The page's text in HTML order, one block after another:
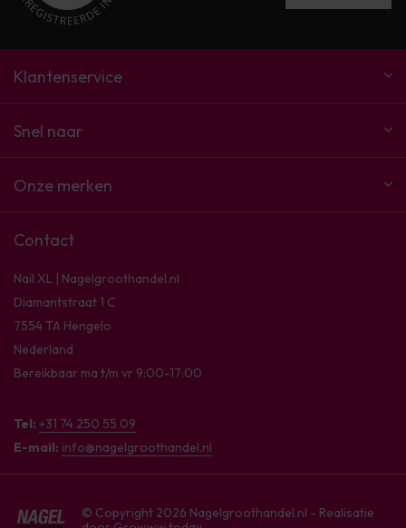
Klantenservice
Snel naar
Onze merken
Contact
Nail XL | Nagelgroothandel.nl
Diamantstraat 1 C
7554 TA Hengelo
Nederland
Bereikbaar ma t/m vr 9:00-17:00
Tel: +31 74 250 55 09
E-mail: info@nagelgroothandel.nl
© Copyright 2026 Nagelgroothandel.nl - Realisatie